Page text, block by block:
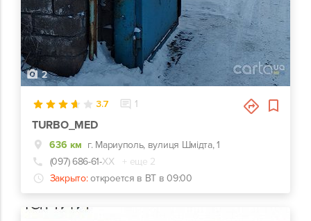
2
3.7 1
TURBO_MED
636 км г. Мариуполь, вулиця Шмідта, 1
(097) 686-61-ХХ
+ еще 2
Закрыто: откроется в ВТ в 09:00